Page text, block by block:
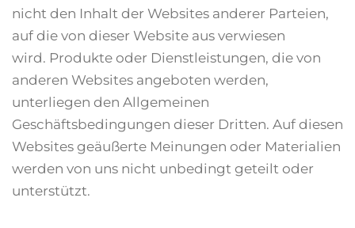
nicht den Inhalt der Websites anderer Parteien,
auf die von dieser Website aus verwiesen
wird. Produkte oder Dienstleistungen, die von
anderen Websites angeboten werden,
unterliegen den Allgemeinen
Geschäftsbedingungen dieser Dritten. Auf diesen
Websites geäußerte Meinungen oder Materialien
werden von uns nicht unbedingt geteilt oder
unterstützt.